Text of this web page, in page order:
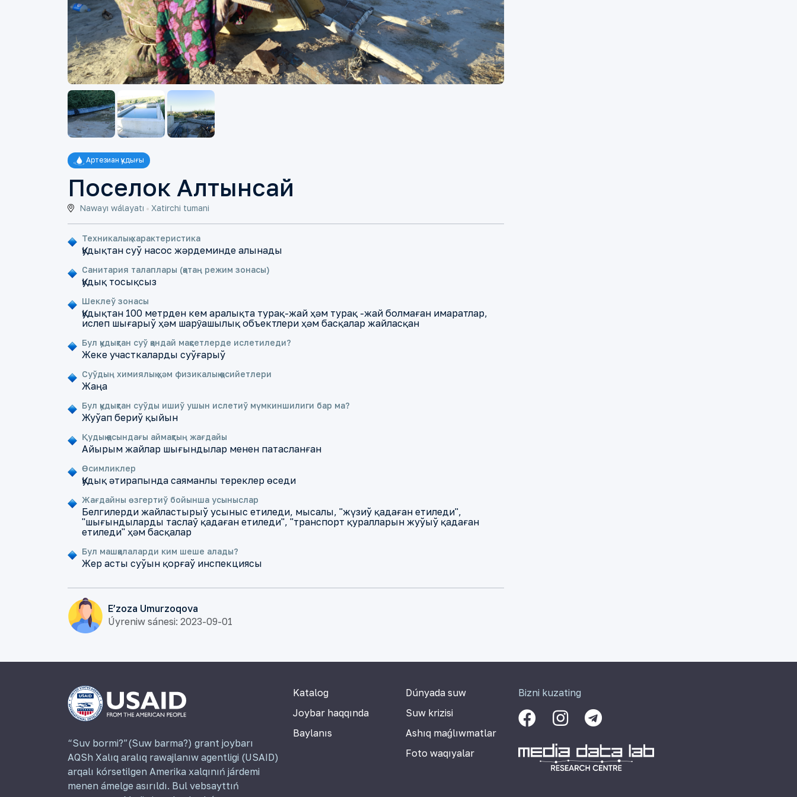
Артезиан қудығы
Поселок Алтынсай
Nawayı wálayatı Xatirchi tumani
Техникалық характеристика
Қудықтан суў насос жәрдеминде алынады
Санитария талаплары (қатаң режим зонасы)
Қудық тосықсыз
Шеклеў зонасы
Қудықтан 100 метрден кем аралықта турақ-жай ҳәм турақ -жай болмаған имаратлар,
ислеп шығарыў ҳәм шарȳашылық объектлери ҳәм басқалар жайласқан
Бул қудықтан суў қандай мақсетлерде ислетиледи?
Жеке участкаларды суўғарыў
Суўдың химиялық ҳәм физикалық қәсийетлери
Жаңа
Бул қудықтан суўды ишиў ушын ислетиў мүмкиншилиги бар ма?
Жуўап бериў қыйын
Қудық қасындағы аймақтың жағдайы
Айырым жайлар шығындылар менен патасланған
Өсимликлер
Қудық әтирапында саяманлы тереклер өседи
Жағдайны өзгертиў бойынша усыныслар
Белгилерди жайластырыў усыныс етиледи, мысалы, "жүзиў қадаған етиледи",
"шығындыларды таслаȳ қадаған етиледи", "транспорт қуралларын жуўыў қадаған
етиледи" ҳәм басқалар
Бул машқалаларди ким шеше алады?
Жер асты суўын қорғаў инспекциясы
E’zoza Umurzoqova
Úyreniw sánesi: 2023-09-01
“Suv bormi?”(Suw barma?) grant joybarı
AQSh Xalıq aralıq rawajlanıw agentligi (USAID)
arqalı kórsetilgen Amerika xalqınıń járdemi
menen ámelge asırıldı. Bul vebsayttıń
Katalog
Joybar haqqında
Baylanıs
Dúnyada suw
Suw krizisi
Ashıq maǵlıwmatlar
Foto waqıyalar
Bizni kuzating